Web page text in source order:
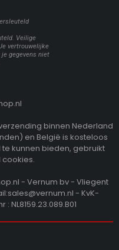
Veilige
vertrouwelijke
gegevens niet
binnen Nederland
en België is kosteloos
kunnen bieden, gebruikt
- Vernum bv - Vliegent
- KvK-
NL8159.23.089.B01